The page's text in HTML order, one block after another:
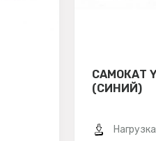
САМОКАТ
(СИНИЙ)